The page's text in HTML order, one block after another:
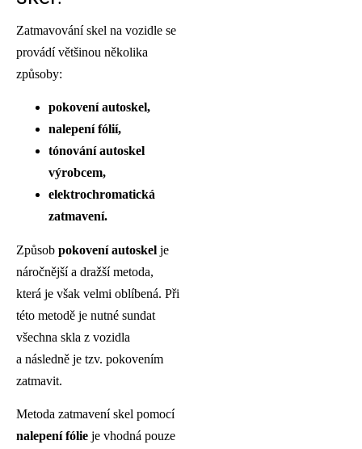
Zatmavování skel na vozidle se
provádí většinou několika
způsoby:
pokovení autoskel,
nalepení fólií,
tónování autoskel
výrobcem,
elektrochromatická
zatmavení.
Způsob pokovení autoskel je
náročnější a dražší metoda,
která je však velmi oblíbená. Při
této metodě je nutné sundat
všechna skla z vozidla
a následně je tzv. pokovením
zatmavit.
Metoda zatmavení skel pomocí
nalepení fólie je vhodná pouze